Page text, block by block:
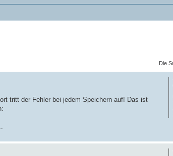
Die
tritt der Fehler bei jedem Speichern auf! Das ist